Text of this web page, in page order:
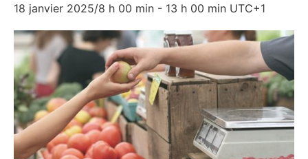
18 janvier 2025/8 h 00 min - 13 h 00 min UTC+1